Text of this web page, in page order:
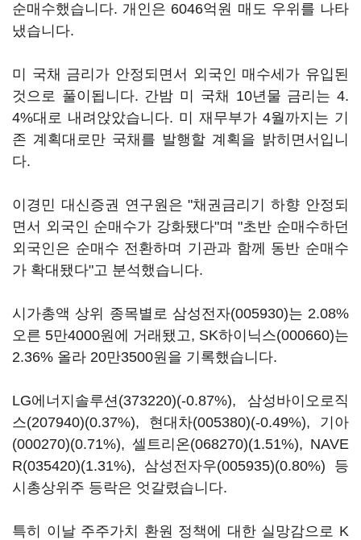
순매수했습니다. 개인은 6046억원 매도 우위를 나타
냈습니다.
미 국채 금리가 안정되면서 외국인 매수세가 유입된
것으로 풀이됩니다. 간밤 미 국채 10년물 금리는 4.
4%대로 내려앉았습니다. 미 재무부가 4월까지는 기
존 계획대로만 국채를 발행할 계획을 밝히면서입니
다.
이경민 대신증권 연구원은 "채권금리기 하향 안정되
면서 외국인 순매수가 강화됐다"며 "초반 순매수하던
외국인은 순매수 전환하며 기관과 함께 동반 순매수
가 확대됐다"고 분석했습니다.
시가총액 상위 종목별로 삼성전자(005930)는 2.08%
오른 5만4000원에 거래됐고, SK하이닉스(000660)는
2.36% 올라 20만3500원을 기록했습니다.
LG에너지솔루션(373220)(-0.87%), 삼성바이오로직
스(207940)(0.37%), 현대차(005380)(-0.49%), 기아
(000270)(0.71%), 셀트리온(068270)(1.51%), NAVE
R(035420)(1.31%), 삼성전자우(005935)(0.80%) 등
시총상위주 등락은 엇갈렸습니다.
특히 이날 주주가치 환원 정책에 대한 실망감으로 K